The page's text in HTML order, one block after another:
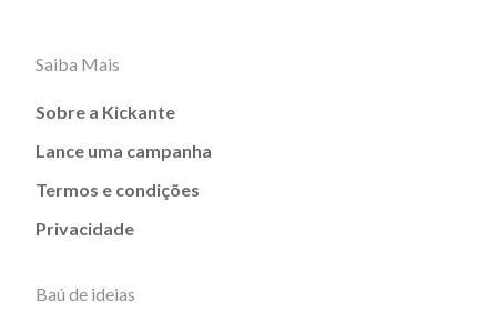
Saiba Mais
Sobre a Kickante
Lance uma campanha
Termos e condições
Privacidade
Baú de ideias